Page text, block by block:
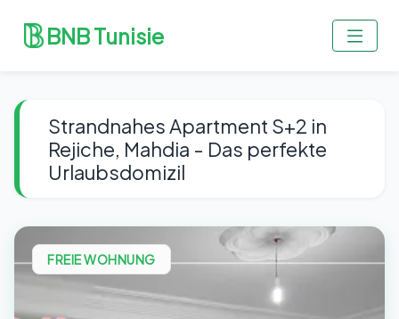
BNB Tunisie
Strandnahes Apartment S+2 in
Rejiche, Mahdia - Das perfekte
Urlaubsdomizil
FREIE WOHNUNG